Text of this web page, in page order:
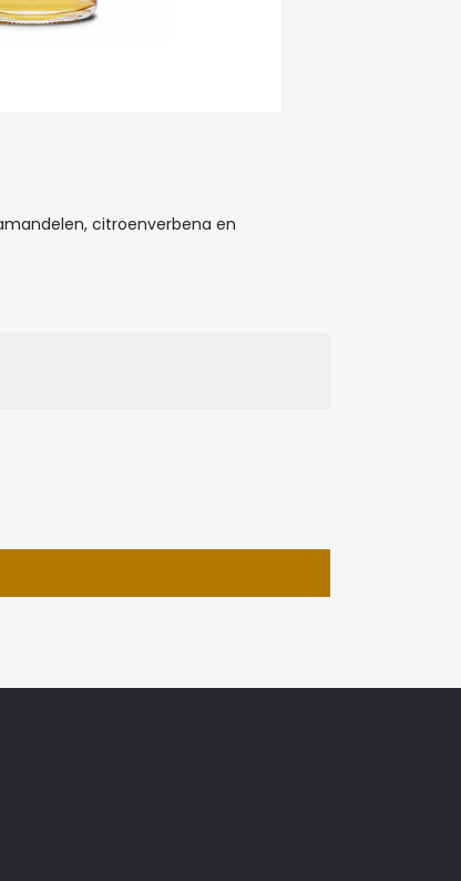
citroenverbena en